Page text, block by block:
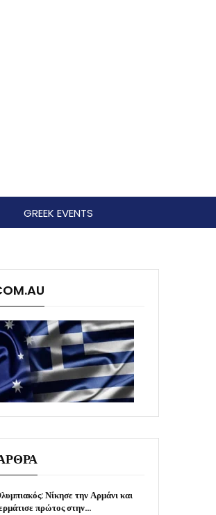
GREEK EVENTS
Νίκησε την Αρμάνι και
πρώτος στην…